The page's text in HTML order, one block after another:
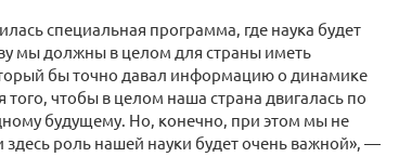
специальная программа, где наука будет
мы должны в целом для страны иметь
бы точно давал информацию о динамике
чтобы в целом наша страна двигалась по
будущему. Но, конечно, при этом мы не
роль нашей науки будет очень важной», —